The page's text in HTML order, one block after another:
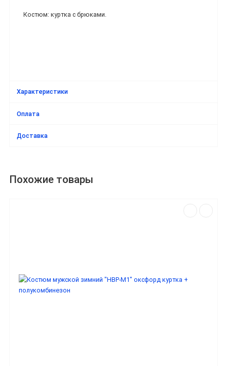
Костюм: куртка с брюками.
Характеристики
Оплата
Доставка
Похожие товары